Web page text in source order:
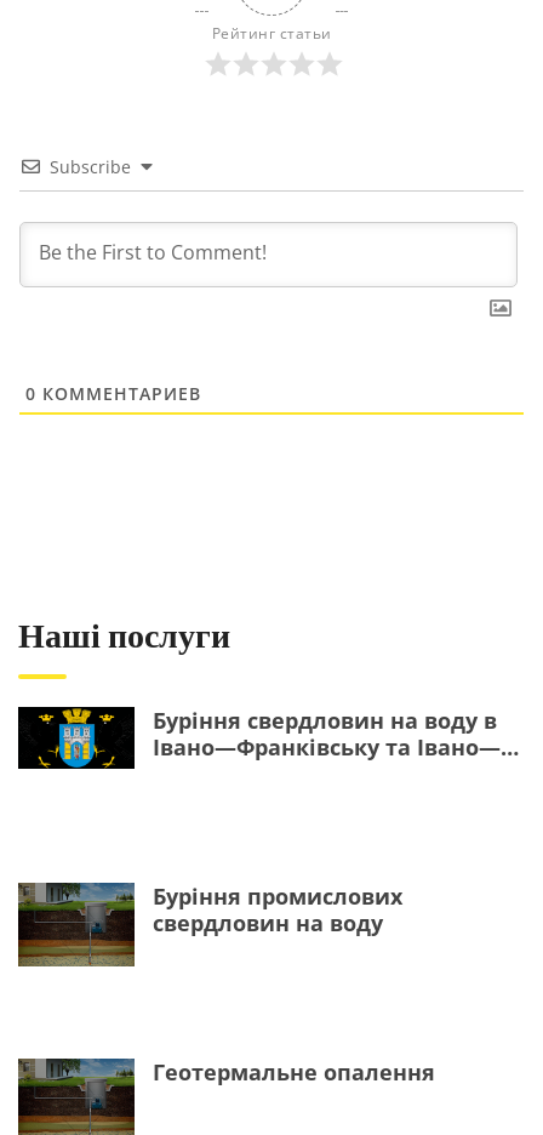
Рейтинг статьи
Subscribe
0 КОММЕНТАРИЕВ
Наші послуги
Буріння свердловин на воду в
Івано—Франківську та Івано—
Буріння промислових
свердловин на воду
Геотермальне опалення